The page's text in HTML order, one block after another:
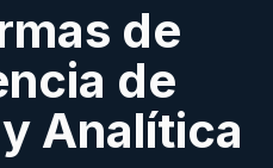
de
de
Analítica